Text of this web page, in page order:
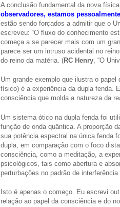
A conclusão fundamental da nova
observadores, estamos
estão sendo forçados a admitir que o
escreveu: “O fluxo do conhecimento
começa a se parecer mais com um
parece ser um intruso acidental no
do reino da matéria. (RC Henry , “O
Um grande exemplo que ilustra o
físico) é a experiência da dupla fenda.
consciência que molda a natureza da
Um sistema ótico na dupla fenda foi
função de onda quântica. A proporção
sua potência espectral na única fenda
dupla, em comparação com o foco
consciência, como a meditação, a
psicológicos, tais como abertura e
perturbações no padrão de interferência
Isto é apenas o começo. Eu escrevi
relação ao papel da consciência e do